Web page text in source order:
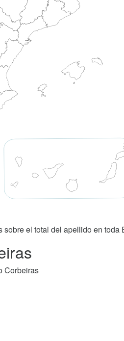
el total del apellido en toda
Corbeiras